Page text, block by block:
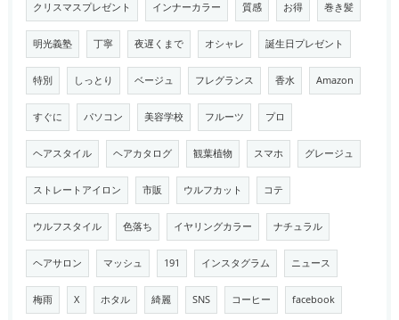
クリスマスプレゼント インナーカラー 質感 お得 巻き髪
明光義塾 丁寧 夜遅くまで オシャレ 誕生日プレゼント
特別 しっとり ベージュ フレグランス 香水 Amazon
すぐに パソコン 美容学校 フルーツ プロ
ヘアスタイル ヘアカタログ 観葉植物 スマホ グレージュ
ストレートアイロン 市販 ウルフカット コテ
ウルフスタイル 色落ち イヤリングカラー ナチュラル
ヘアサロン マッシュ 191 インスタグラム ニュース
梅雨 X ホタル 綺麗 SNS コーヒー facebook